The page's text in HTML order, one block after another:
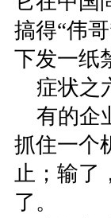
搞得“伟
下发一纸
症状之
有的企
抓住一个
止；输了
了。